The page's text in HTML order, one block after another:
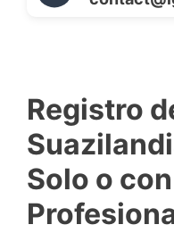
Registro
Solo o con